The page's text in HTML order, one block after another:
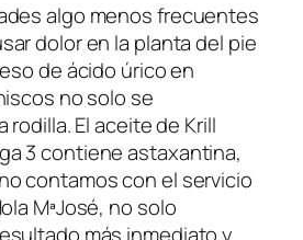
algo menos frecuentes
dolor en la planta del pie
de ácido úrico en
no solo se
El aceite de Krill
3 contiene astaxantina,
contamos con el servicio
MªJosé, no solo